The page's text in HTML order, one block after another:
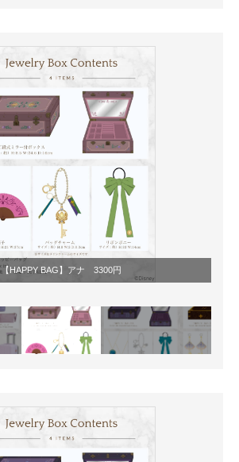
【HAPPY BAG】アナ 3300円